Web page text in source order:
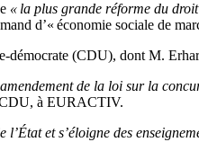
« la plus grande réforme du
d’« économie sociale de
démocrate (CDU), dont M.
de la loi sur la
CDU, à EURACTIV.
et s’éloigne des